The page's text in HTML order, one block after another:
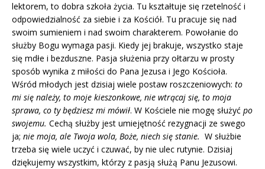
lektorem, to dobra szkoła życia. Tu kształtuje się rzetelność i
odpowiedzialność za siebie i za Kościół. Tu pracuje się nad
swoim sumieniem i nad swoim charakterem. Powołanie do
służby Bogu wymaga pasji. Kiedy jej brakuje, wszystko staje
się mdłe i bezduszne. Pasja służenia przy ołtarzu w prosty
sposób wynika z miłości do Pana Jezusa i Jego Kościoła.
Wśród młodych jest dzisiaj wiele postaw roszczeniowych: to
mi się należy, to moje kieszonkowe, nie wtrącaj się, to moja
sprawa, co ty będziesz mi mówił. W Kościele nie mogę służyć po
swojemu. Cechą służby jest umiejętność rezygnacji ze swego
ja; nie moja, ale Twoja wola, Boże, niech się stanie. W służbie
trzeba się wiele uczyć i czuwać, by nie ulec rutynie. Dzisiaj
dziękujemy wszystkim, którzy z pasją służą Panu Jezusowi.